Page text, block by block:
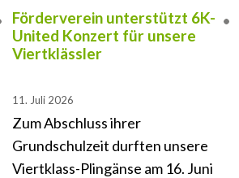
Förderverein unterstützt 6K-
United Konzert für unsere
Viertklässler
11. Juli 2026
Zum Abschluss ihrer
Grundschulzeit durften unsere
Viertklass-Plingänse am 16. Juni